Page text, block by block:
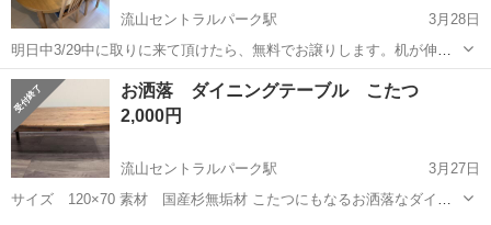
流山セントラルパーク駅
3月28日
明日中3/29中に取りに来て頂けたら、無料でお譲りします。机が伸縮
するタイプで10年以上前のものですがまだまだ使えます。親戚呼んで
も伸ばせばオッケー！椅子4脚付き。ご希望であれば子供用の椅子も付
けます。大きさは円にした状態で...
千葉 流山市 流山セントラルパーク駅 テーブル
ダイニング
お洒落 ダイニングテーブル こたつ
2,000円
流山セントラルパーク駅
3月27日
サイズ 120×70 素材 国産杉無垢材 こたつにもなるお洒落なダイニ